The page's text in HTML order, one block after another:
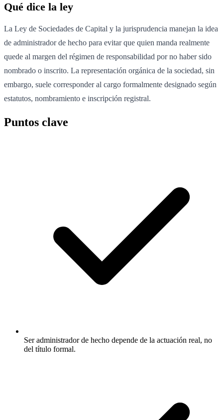
Qué dice la ley
La Ley de Sociedades de Capital y la jurisprudencia manejan la idea
de administrador de hecho para evitar que quien manda realmente
quede al margen del régimen de responsabilidad por no haber sido
nombrado o inscrito. La representación orgánica de la sociedad, sin
embargo, suele corresponder al cargo formalmente designado según
estatutos, nombramiento e inscripción registral.
Puntos clave
Ser administrador de hecho depende de la actuación real, no
del título formal.